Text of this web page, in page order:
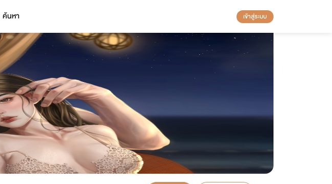
ค้นหา เข้าสู่ระบบ